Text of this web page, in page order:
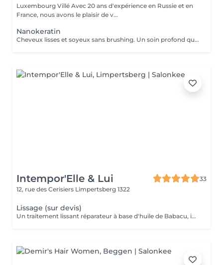
Luxembourg Villé Avec 20 ans d'expérience en Russie et en
France, nous avons le plaisir de v...
Nanokeratin
Cheveux lisses et soyeux sans brushing. Un soin profond qui nourrit et sublime la fibre capillaire, pour un résultat naturel et lumineux
Intempor'Elle & Lui
33
12, rue des Cerisiers Limpertsberg 1322
Lissage (sur devis)
Un traitement lissant réparateur à base d'huile de Babacu, idéal pour discipliner, hydrater et réparer les cheveux. Il réduit le volume, élimine les frisottis et apporte une brillance intense tout en conservant un effet naturel. Parfait pour les cheveux secs, ondulés, frisés ou sensibilisés, qu'ils soient colorés, décolorés ou naturel. Résultat : des cheveux doux, souples et faciles à coiffer pendant 4 à 6 mois. Pour la prise de rendez-vous, nous vous invitons à nous appeler ou nous envoyer un SMS. Veuillez prendre note que les prix indiqués sur Salonkee sont communiqués à titre informatif et s'entendent de base. Ces derniers sont susceptibles de varier selon le diagnostic réalisé à votre arrivée au salon et l'expertise du professionnel à qui vous confiez votre beauté. Dans tous les cas, un devis précis vous sera proposé et toutes réalisations de prestations seront effectuées avec votre accord. Un grand merci d'avance pour votre compréhension. Au plaisir de vous recevoir très vite.